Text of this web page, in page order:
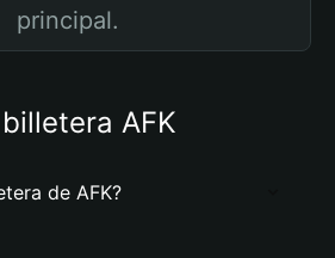
principal.
AFK
de AFK?